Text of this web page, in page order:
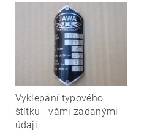
Vyklepání typového
štítku - vámi zadanými
údaji